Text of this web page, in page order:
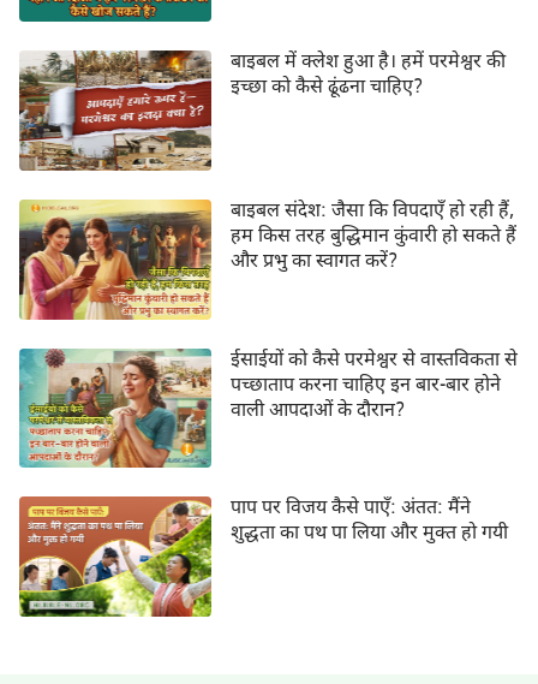
बाइबल में क्लेश हुआ है। हमें परमेश्वर की
इच्छा को कैसे ढूंढना चाहिए?
बाइबल संदेश: जैसा कि विपदाएँ हो रही हैं,
हम किस तरह बुद्धिमान कुंवारी हो सकते हैं
और प्रभु का स्वागत करें?
ईसाईयों को कैसे परमेश्वर से वास्तविकता से
पच्छाताप करना चाहिए इन बार-बार होने
वाली आपदाओं के दौरान?
पाप पर विजय कैसे पाएँ: अंतत: मैंने
शुद्धता का पथ पा लिया और मुक्त हो गयी